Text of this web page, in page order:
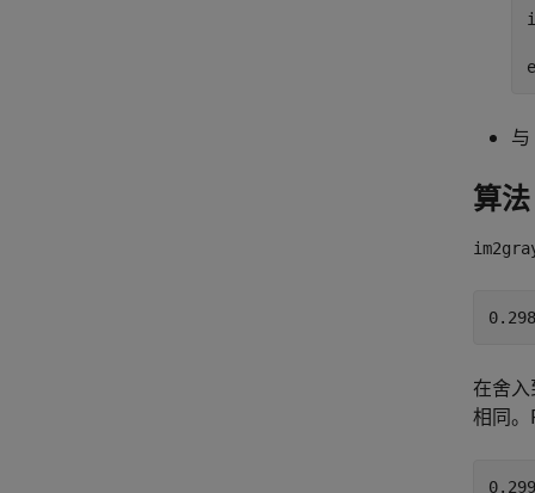
与
算法
在舍
相同。